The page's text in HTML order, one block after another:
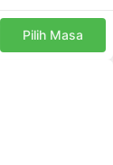
Pilih Masa